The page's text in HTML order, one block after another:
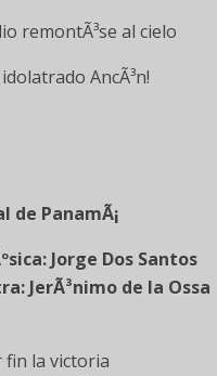
remontÃ³se al cielo
AncÃ³n!
de PanamÃ¡
Jorge Dos Santos
JerÃ³nimo de la Ossa
fin la victoria